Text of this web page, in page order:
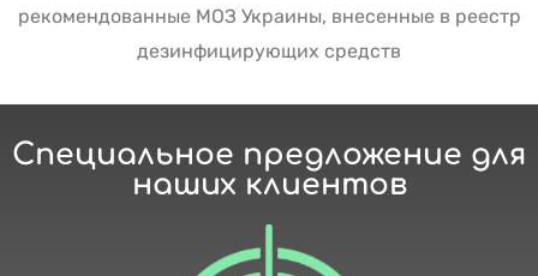
рекомендованные МОЗ Украины, внесенные в реестр
дезинфицирующих средств
Специальное предложение для
наших клиентов